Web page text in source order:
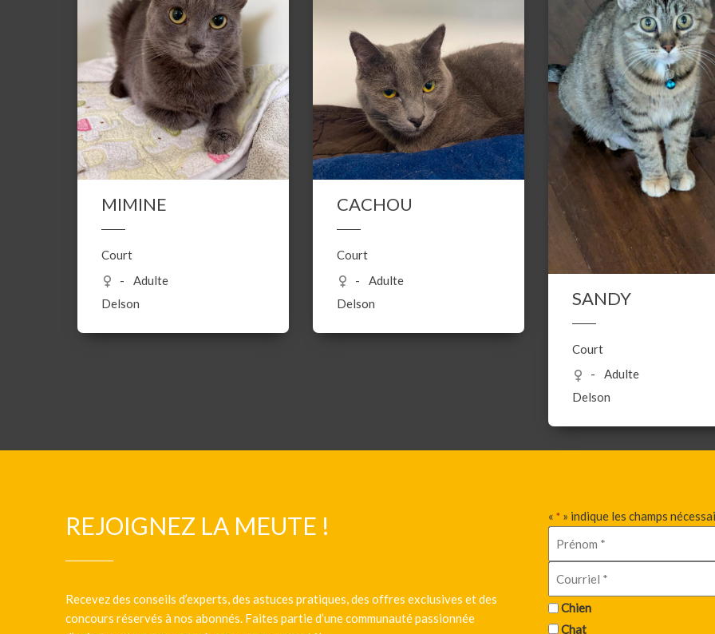
MIMINE
Court
Adulte
Delson
CACHOU
Court
Adulte
Delson
SANDY
Court
Adulte
Delson
REJOIGNEZ LA MEUTE !
Recevez des conseils d’experts, des astuces pratiques, des offres exclusives et des
concours réservés à nos abonnés. Faites partie d’une communauté passionnée
« * » indique les champs
Chien
Chat